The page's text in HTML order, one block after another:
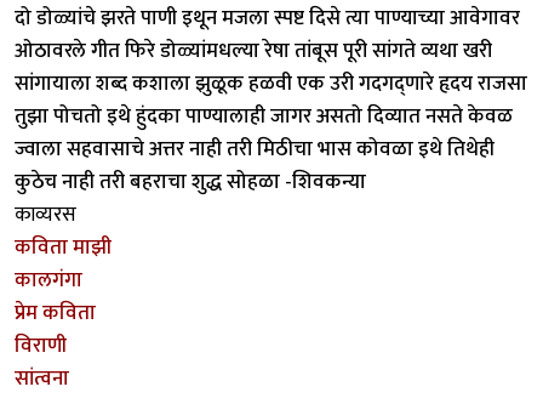
दो डोळ्यांचे झरते पाणी इथून मजला स्पष्ट दिसे त्या पाण्याच्या आवेगावर
ओठावरले गीत फिरे डोळ्यांमधल्या रेषा तांबूस पूरी सांगते व्यथा खरी
सांगायाला शब्द कशाला झुळूक हळवी एक उरी गदगद्णारे हृदय राजसा
तुझा पोचतो इथे हुंदका पाण्यालाही जागर असतो दिव्यात नसते केवळ
ज्वाला सहवासाचे अत्तर नाही तरी मिठीचा भास कोवळा इथे तिथेही
कुठेच नाही तरी बहराचा शुद्ध सोहळा -शिवकन्या
काव्यरस
कविता माझी
कालगंगा
प्रेम कविता
विराणी
सांत्वना